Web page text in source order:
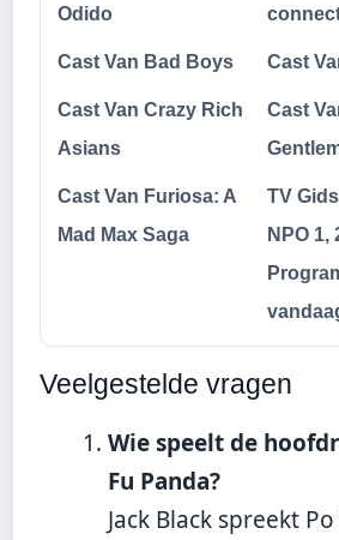
Odido
Cast Van Bad Boys Cast
Cast Van Crazy Rich
Asians
Cast
Cast Van Furiosa: A
Mad Max Saga
TV
NPO 1,
Veelgestelde vragen
Wie speelt de
Fu Panda?
Jack Black spreekt